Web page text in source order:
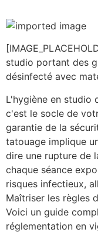
studio portant des
désinfecté avec
L'hygiène en studio
c'est le socle de
garantie de la
tatouage implique
dire une rupture de
chaque séance
risques infectieux,
Maîtriser les règles
Voici un guide
réglementation en